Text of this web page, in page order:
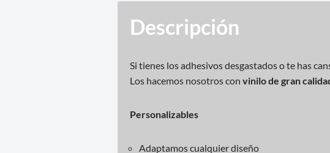
Descripción
Si tienes los adhesivos desgastados o te has
Los hacemos nosotros con vinilo de gran
Personalizables
Adaptamos cualquier diseño